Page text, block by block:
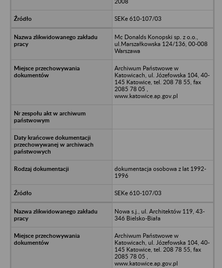
SEKe 610-107/03
Mc Donalds Konopski sp. z o.o.,
ul.Marszałkowska 124/136, 00-008
Warszawa
Archiwum Państwowe w
Katowicach, ul. Józefowska 104, 40-
145 Katowice, tel. 208 78 55, fax
2085 78 05 ,
www.katowice.ap.gov.pl
dokumentacja osobowa z lat 1992-
1996
SEKe 610-107/03
Nowa s.j., ul. Architektów 119, 43-
346 Bielsko-Biała
Archiwum Państwowe w
Katowicach, ul. Józefowska 104, 40-
145 Katowice, tel. 208 78 55, fax
2085 78 05 ,
www.katowice.ap.gov.pl